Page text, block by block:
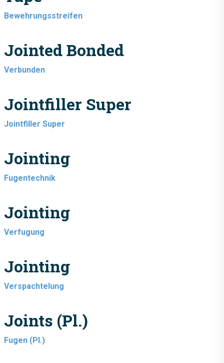
Bewehrungsstreifen
Jointed Bonded
Verbunden
Jointfiller Super
Jointfiller Super
Jointing
Fugentechnik
Jointing
Verfugung
Jointing
Verspachtelung
Joints (pl.)
Fugen (pl.)